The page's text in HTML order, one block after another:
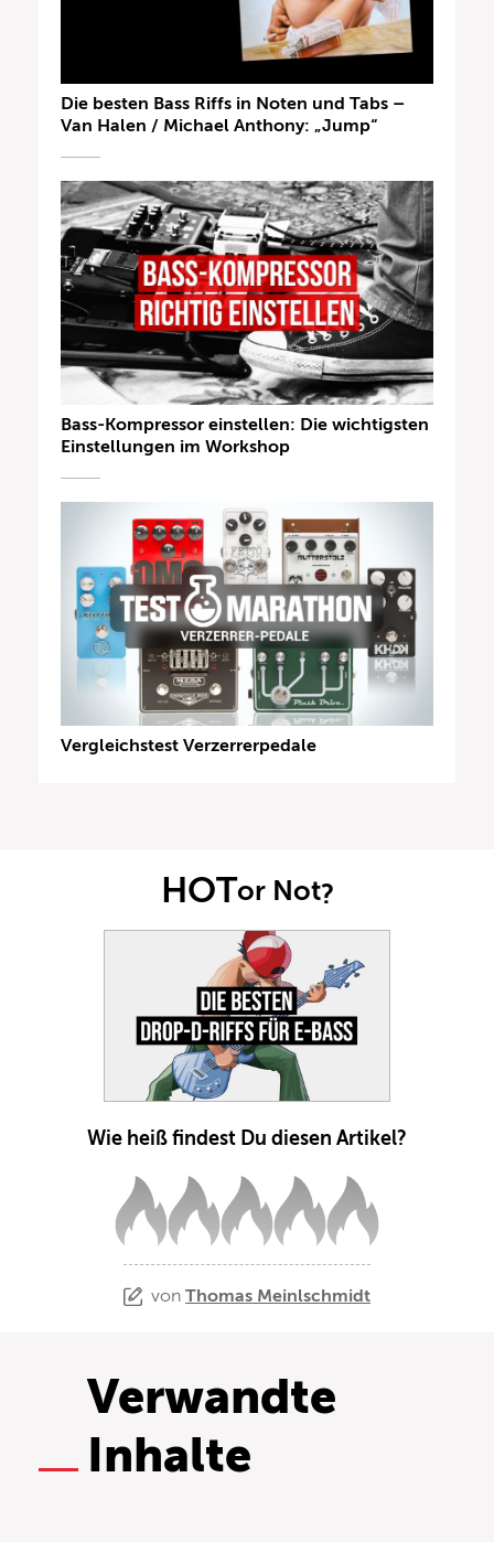
Die besten Bass Riffs in Noten und Tabs –
Van Halen / Michael Anthony: „Jump“
Bass-Kompressor einstellen: Die wichtigsten
Einstellungen im Workshop
Vergleichstest Verzerrerpedale
HOTor Not?
Wie heiß findest Du diesen Artikel?
von Thomas Meinlschmidt
Verwandte
Inhalte